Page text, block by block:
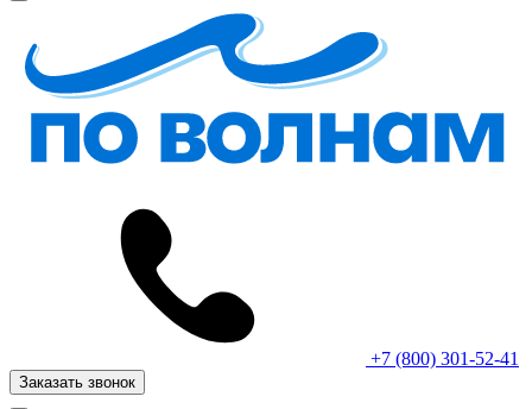
+7 (800) 301-52-41
Заказать звонок